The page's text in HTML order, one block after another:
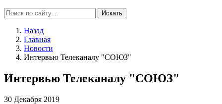
Искать
Назад
Главная
Новости
Интервью Телеканалу "СОЮЗ"
Интервью Телеканалу "СОЮЗ"
30 Декабря 2019